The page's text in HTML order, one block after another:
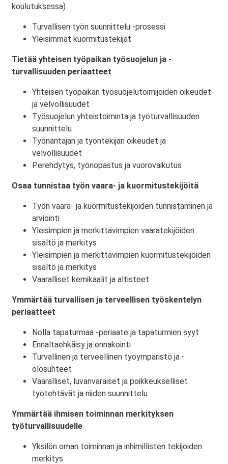
koulutuksessa)
Turvallisen työn suunnittelu -prosessi
Yleisimmät kuormitustekijät
Tietää yhteisen työpaikan työsuojelun ja -
turvallisuuden periaatteet
Yhteisen työpaikan työsuojelutoimijoiden oikeudet
ja velvollisuudet
Työsuojelun yhteistoiminta ja työturvallisuuden
suunnittelu
Työnantajan ja työntekijän oikeudet ja
velvollisuudet
Perehdytys, työnopastus ja vuorovaikutus
Osaa tunnistaa työn vaara- ja kuormitustekijöitä
Työn vaara- ja kuormitustekijöiden tunnistaminen ja
arviointi
Yleisimpien ja merkittävimpien vaaratekijöiden
sisältö ja merkitys
Yleisimpien ja merkittävimpien kuormitustekijöiden
sisältö ja merkitys
Vaaralliset kemikaalit ja altisteet
Ymmärtää turvallisen ja terveellisen työskentelyn
periaatteet
Nolla tapaturmaa -periaate ja tapaturmien syyt
Ennaltaehkäisy ja ennakointi
Turvallinen ja terveellinen työympäristö ja -
olosuhteet
Vaaralliset, luvanvaraiset ja poikkeukselliset
työtehtävät ja niiden suunnittelu
Ymmärtää ihmisen toiminnan merkityksen
työturvallisuudelle
Yksilön oman toiminnan ja inhimillisten tekijöiden
merkitys